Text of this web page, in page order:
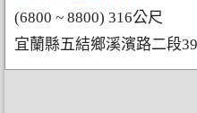
(6800 ~ 8800) 316公尺
宜蘭縣五結鄉溪濱路二段